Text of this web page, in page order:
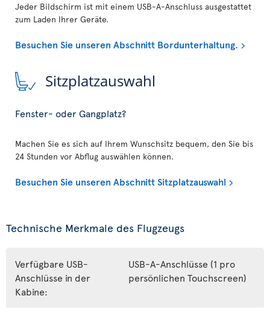
Jeder Bildschirm ist mit einem USB-A-Anschluss ausgestattet
zum Laden Ihrer Geräte.
Besuchen Sie unseren Abschnitt Bordunterhaltung.
Sitzplatzauswahl
Fenster- oder Gangplatz?
Machen Sie es sich auf Ihrem Wunschsitz bequem, den Sie bis
24 Stunden vor Abflug auswählen können.
Besuchen Sie unseren Abschnitt Sitzplatzauswahl
Technische Merkmale des Flugzeugs
Verfügbare USB-
Anschlüsse in der
Kabine:
USB-A-Anschlüsse (1 pro
persönlichen Touchscreen)